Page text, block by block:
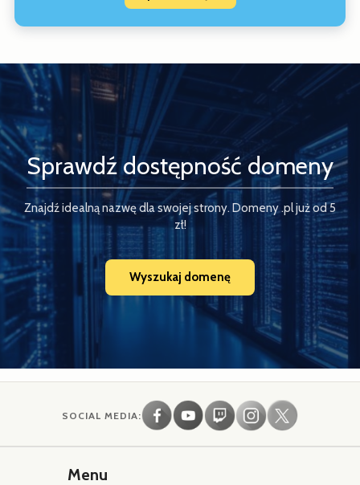
Sprawdź dostępność domeny
Znajdź idealną nazwę dla swojej strony. Domeny .pl już od 5
zł!
Wyszukaj domenę
SOCIAL MEDIA:
Menu